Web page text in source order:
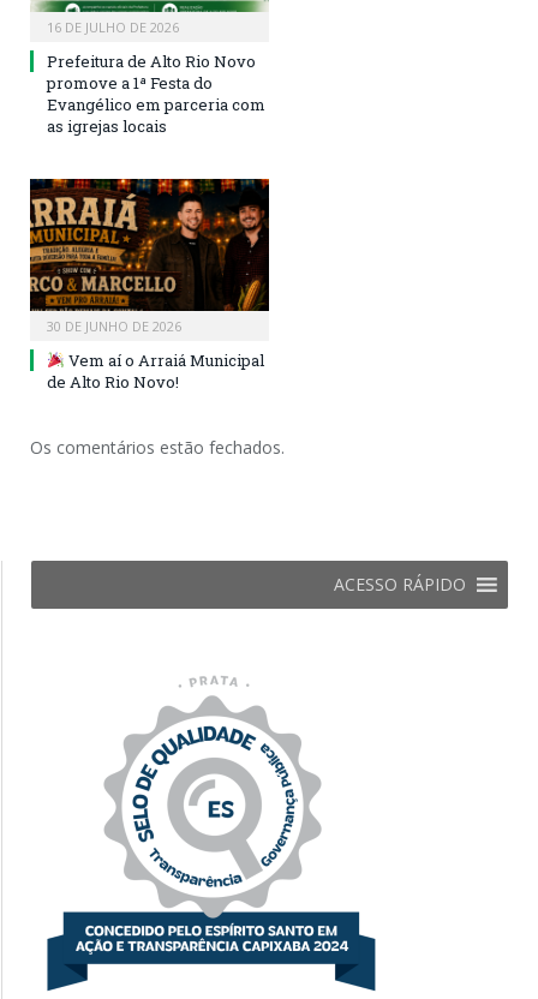
16 DE JULHO DE 2026
Prefeitura de Alto Rio Novo
promove a 1ª Festa do
Evangélico em parceria com
as igrejas locais
30 DE JUNHO DE 2026
Vem aí o Arraiá Municipal
de Alto Rio Novo!
Os comentários estão fechados.
ACESSO RÁPIDO